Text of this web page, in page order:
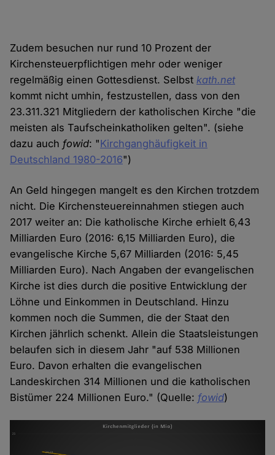
Zudem besuchen nur rund 10 Prozent der
Kirchensteuerpflichtigen mehr oder weniger
regelmäßig einen Gottesdienst. Selbstkath.net
kommt nicht umhin, festzustellen, dass von den
23.311.321 Mitgliedern der katholischen Kirche "die
meisten als Taufscheinkatholiken gelten". (siehe
dazu auch fowid: "Kirchganghäufigkeit in
Deutschland 1980-2016")
An Geld hingegen mangelt es den Kirchen trotzdem
nicht. Die Kirchensteuereinnahmen stiegen auch
2017 weiter an: Die katholische Kirche erhielt 6,43
Milliarden Euro (2016: 6,15 Milliarden Euro), die
evangelische Kirche 5,67 Milliarden (2016: 5,45
Milliarden Euro). Nach Angaben der evangelischen
Kirche ist dies durch die positive Entwicklung der
Löhne und Einkommen in Deutschland. Hinzu
kommen noch die Summen, die der Staat den
Kirchen jährlich schenkt. Allein die Staatsleistungen
belaufen sich in diesem Jahr "auf 538 Millionen
Euro. Davon erhalten die evangelischen
Landeskirchen 314 Millionen und die katholischen
Bistümer 224 Millionen Euro." (Quelle: fowid)